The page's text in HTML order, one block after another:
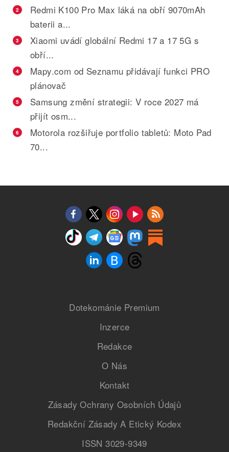
2
Redmi K100 Pro Max láká na obří 9070mAh
baterii a...
3
Xiaomi uvádí globální Redmi 17 a 17 5G s
obří...
4
Mapy.com od Seznamu přidávají funkci PRO
plánovač
5
Samsung změní strategii: V roce 2027 má
přijít osm...
6
Motorola rozšiřuje portfolio tabletů: Moto Pad
70...
Dotekománie Premium
Inzerce
Redakce
O Nás
Kontakt
Zásady Ochrany Osobních Údajů
Redakční Zásady A Etický Kodex
ISSN 3029-9349